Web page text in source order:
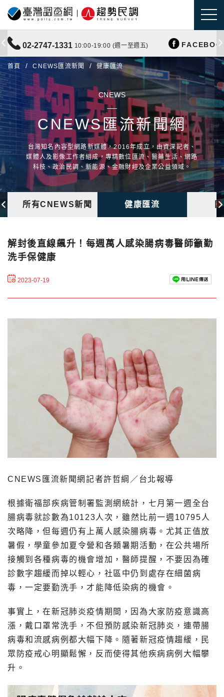
02-2747-1331 10:00-19:00 (週一至週五)
首頁 CNEWS匯流新聞 健康匯流
CNEWS
CNEWS匯流新聞網
台灣知名內容型網路新媒體，2016年成立，由資深記者、
媒體人及影像工作者組成，專精數位匯流、醫藥生活、網路
科技、政治民調、新能源、金融財經及企業公益領域。
所有CNEWS新聞 健康匯流
解封後直線飆升！每週萬人感染腸病毒醫師籲勤
洗手保健康
2023-07-19
CNEWS匯流新聞網記者許哲綱／台北報導
根據衛福部疾病管制署監測網統計，七月第一週全台
腸病毒就診數為10123人次，雖然比前一週10795人
次略降，但每週仍有上萬人感染腸病毒。尤其正值放
暑假，學童參加夏令營和各類暑期活動，在公共場所
接觸到各種病毒的機會增加，醫師提醒，不要因為確
診數字趨緩而掉以輕心，社區中仍到處存在細菌病
毒，一定要勤洗手，才能降低染病的機會。
事實上，在新冠肺炎疫情期間，因為大家防疫意識高
漲，戴口罩常洗手，不但預防感染新冠肺炎，連帶腸
病毒和流感病例都大幅下降。隨著新冠疫情趨緩，民
眾防疫戒心明顯鬆懈，反而使得其他疾病病例大幅攀
升。